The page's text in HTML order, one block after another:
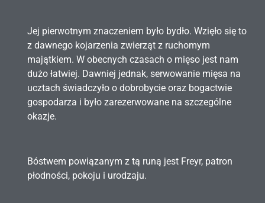
Jej pierwotnym znaczeniem było bydło. Wzięło się to
z dawnego kojarzenia zwierząt z ruchomym
majątkiem. W obecnych czasach o mięso jest nam
dużo łatwiej. Dawniej jednak, serwowanie mięsa na
ucztach świadczyło o dobrobycie oraz bogactwie
gospodarza i było zarezerwowane na szczególne
okazje.
Bóstwem powiązanym z tą runą jest Freyr, patron
płodności, pokoju i urodzaju.